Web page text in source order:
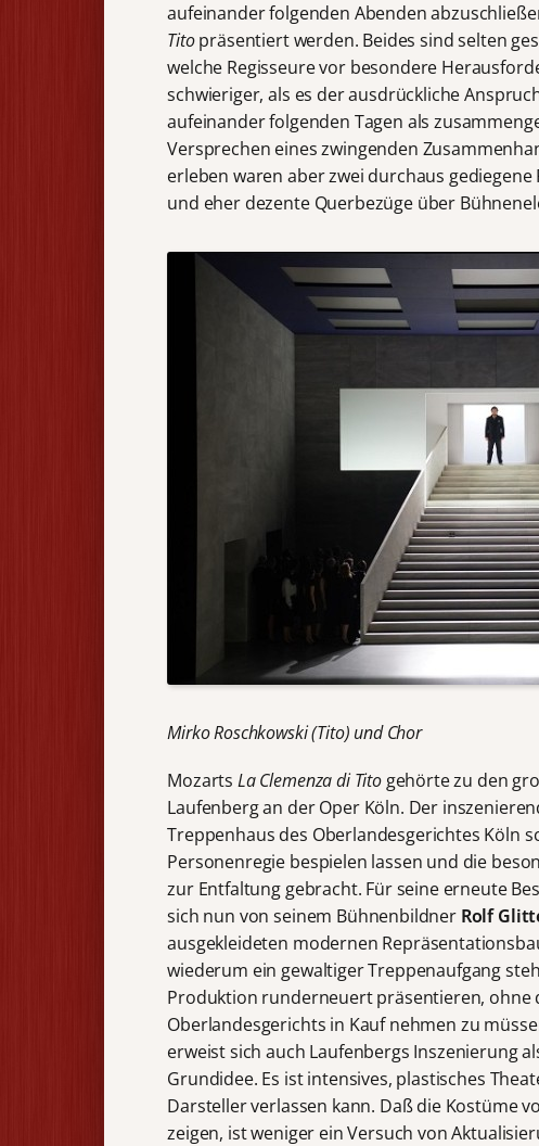
aufeinander folgenden Abenden
Titopräsentiert werden. Beides sind selten
welche Regisseure vor besondere
schwieriger, als es der ausdrückliche
aufeinander folgenden Tagen als
Versprechen eines zwingenden
erleben waren aber zwei durchaus
und eher dezente Querbezüge über
Mirko Roschkowski (Tito) und Chor
Mozarts La Clemenza di Titogehörte zu den
Laufenberg an der Oper Köln. Der
Treppenhaus des Oberlandesgerichtes Köln
Personenregie bespielen lassen und die
zur Entfaltung gebracht. Für seine erneute
sich nun von seinem Bühnenbildner Rolf
ausgekleideten modernen
wiederum ein gewaltiger Treppenaufgang
Produktion runderneuert präsentieren, ohne
Oberlandesgerichts in Kauf nehmen zu
erweist sich auch Laufenbergs Inszenierung
Grundidee. Es ist intensives, plastisches
Darsteller verlassen kann. Daß die Kostüme
zeigen, ist weniger ein Versuch von